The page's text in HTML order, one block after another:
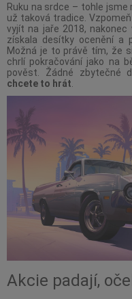
Ruku na srdce – tohle jsme
už taková tradice.
vyjít na jaře 2018,
získala desítky ocenění a
Možná je to právě tím, že
chrlí pokračování jako na
pověst. Žádné zbytečné
chcete to hrát
Akcie padají,